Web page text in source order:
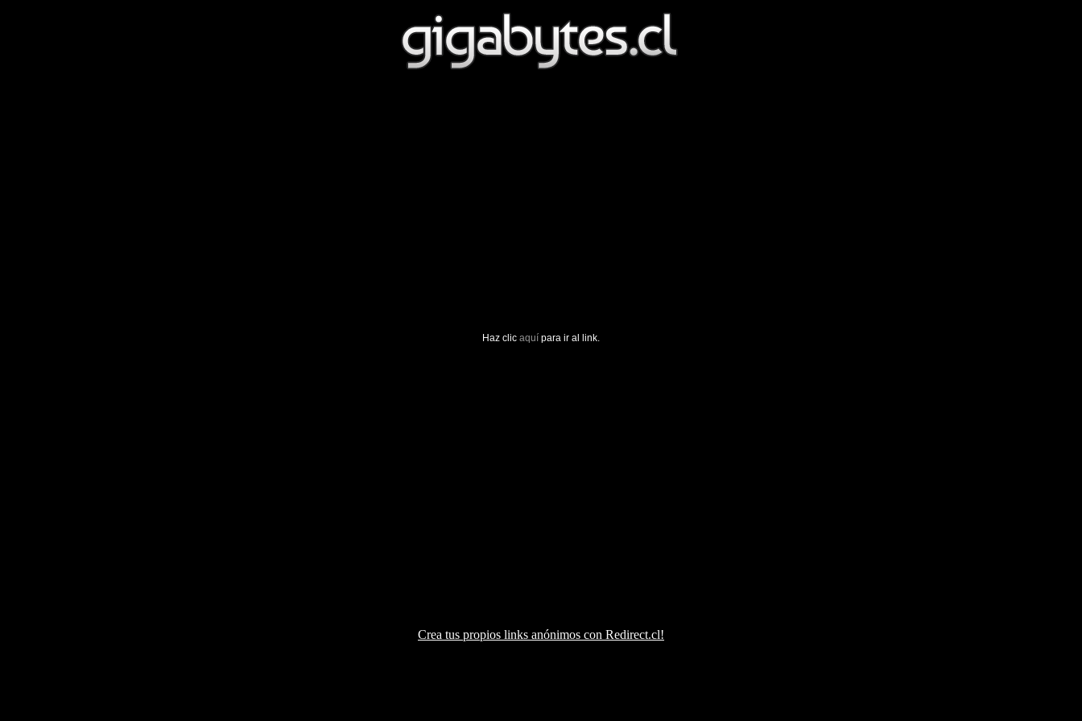
Haz clic aquí para ir al link.
Crea tus propios links anónimos con Redirect.cl!